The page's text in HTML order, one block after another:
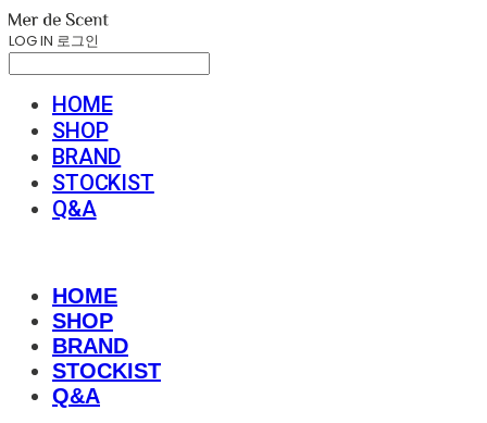
LOG IN 로그인
HOME
SHOP
BRAND
STOCKIST
Q&A
HOME
SHOP
BRAND
STOCKIST
Q&A